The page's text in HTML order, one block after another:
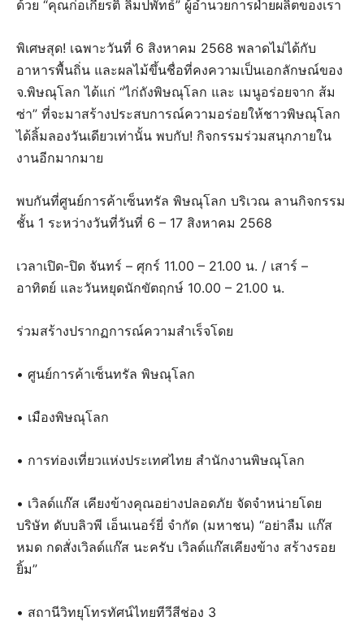
ด้วย “คุณก่อเกียรติ ลิมปพัทธ์” ผู้อำนวยการฝ่ายผลิตของเรา
พิเศษสุด! เฉพาะวันที่ 6 สิงหาคม 2568 พลาดไม่ได้กับ
อาหารพื้นถิ่น และผลไม้ขึ้นชื่อที่คงความเป็นเอกลักษณ์ของ
จ.พิษณุโลก ได้แก่ “ไก่ถังพิษณุโลก และ เมนูอร่อยจาก ส้ม
ซ่า” ที่จะมาสร้างประสบการณ์ความอร่อยให้ชาวพิษณุโลก
ได้ลิ้มลองวันเดียวเท่านั้น พบกับ! กิจกรรมร่วมสนุกภายใน
งานอีกมากมาย
พบกันที่ศูนย์การค้าเซ็นทรัล พิษณุโลก บริเวณ ลานกิจกรรม
ชั้น 1 ระหว่างวันที่วันที่ 6 – 17 สิงหาคม 2568
เวลาเปิด-ปิด จันทร์ – ศุกร์ 11.00 – 21.00 น. / เสาร์ –
อาทิตย์ และวันหยุดนักขัตฤกษ์ 10.00 – 21.00 น.
ร่วมสร้างปรากฏการณ์ความสำเร็จโดย
• ศูนย์การค้าเซ็นทรัล พิษณุโลก
• เมืองพิษณุโลก
• การท่องเที่ยวแห่งประเทศไทย สำนักงานพิษณุโลก
• เวิลด์แก๊ส เคียงข้างคุณอย่างปลอดภัย จัดจำหน่ายโดย
บริษัท ดับบลิวพี เอ็นเนอร์ยี่ จำกัด (มหาชน) “อย่าลืม แก๊ส
หมด กดสั่งเวิลด์แก๊ส นะครับ เวิลด์แก๊สเคียงข้าง สร้างรอย
ยิ้ม”
• สถานีวิทยุโทรทัศน์ไทยทีวีสีช่อง 3